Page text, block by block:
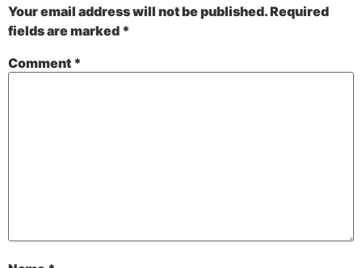
Your email address will not be published.Required
fields are marked *
Comment *